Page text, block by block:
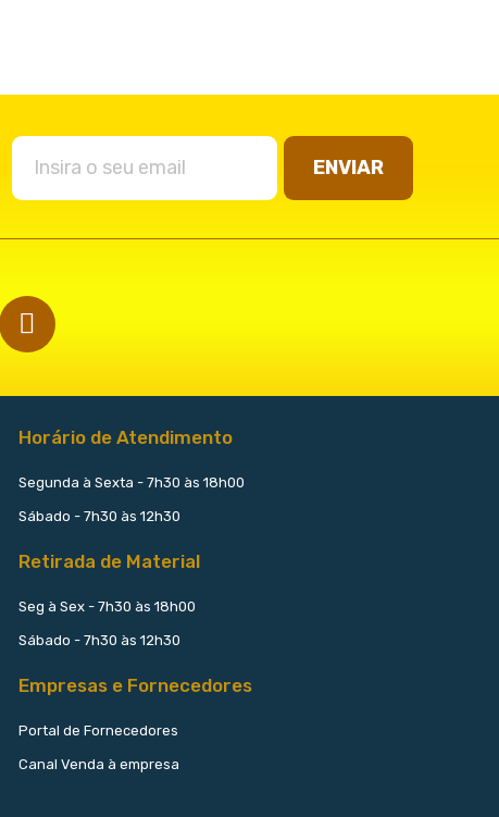
ENVIAR
Horário de Atendimento
Segunda à Sexta - 7h30 às 18h00
Sábado - 7h30 às 12h30
Retirada de Material
Seg à Sex - 7h30 às 18h00
Sábado - 7h30 às 12h30
Empresas e Fornecedores
Portal de Fornecedores
Canal Venda à empresa